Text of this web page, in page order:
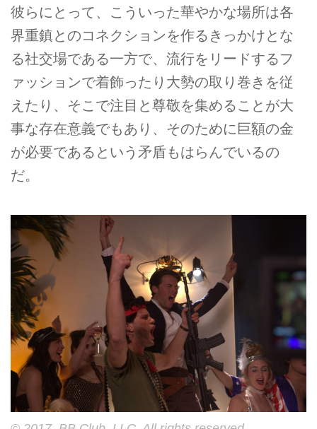
彼らにとって、こういった華やかな場所は各
界重鎮とのコネクションを作るきっかけとな
る社交場である一方で、流行をリードするフ
ァッションで着飾ったり大勢の取り巻きを従
えたり、そこで注目と尊敬を集めることが大
事な存在意義でもあり、そのために巨額の金
が必要であるという矛盾もはらんでいるの
だ。